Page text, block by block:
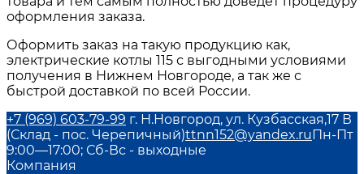
оформления заказа.
Оформить заказ на такую продукцию как,
электрические котлы 115 с выгодными условиями
получения в Нижнем Новгороде, а так же с
быстрой доставкой по всей России.
+7 (969) 603-79-99 г. Н.Новгород, ул. Кузбасская,17 В
(Склад - пос. Черепичный)ttnn152@yandex.ruПн-Пт
9:00—17:00; Сб-Вс - выходные
Компания